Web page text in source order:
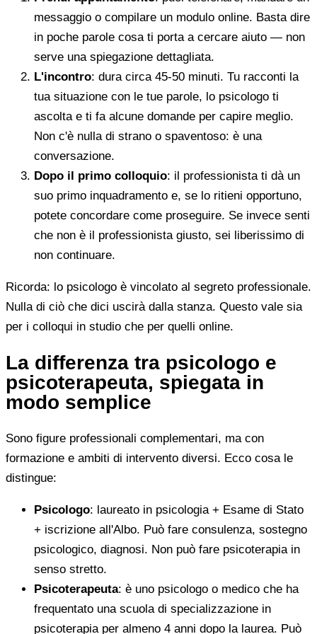
messaggio o compilare un modulo online. Basta dire
in poche parole cosa ti porta a cercare aiuto — non
serve una spiegazione dettagliata.
L'incontro: dura circa 45-50 minuti. Tu racconti la
tua situazione con le tue parole, lo psicologo ti
ascolta e ti fa alcune domande per capire meglio.
Non c'è nulla di strano o spaventoso: è una
conversazione.
Dopo il primo colloquio: il professionista ti dà un
suo primo inquadramento e, se lo ritieni opportuno,
potete concordare come proseguire. Se invece senti
che non è il professionista giusto, sei liberissimo di
non continuare.
Ricorda: lo psicologo è vincolato al segreto professionale.
Nulla di ciò che dici uscirà dalla stanza. Questo vale sia
per i colloqui in studio che per quelli online.
La differenza tra psicologo e
psicoterapeuta, spiegata in
modo semplice
Sono figure professionali complementari, ma con
formazione e ambiti di intervento diversi. Ecco cosa le
distingue:
Psicologo: laureato in psicologia + Esame di Stato
+ iscrizione all'Albo. Può fare consulenza, sostegno
psicologico, diagnosi. Non può fare psicoterapia in
senso stretto.
Psicoterapeuta: è uno psicologo o medico che ha
frequentato una scuola di specializzazione in
psicoterapia per almeno 4 anni dopo la laurea. Può